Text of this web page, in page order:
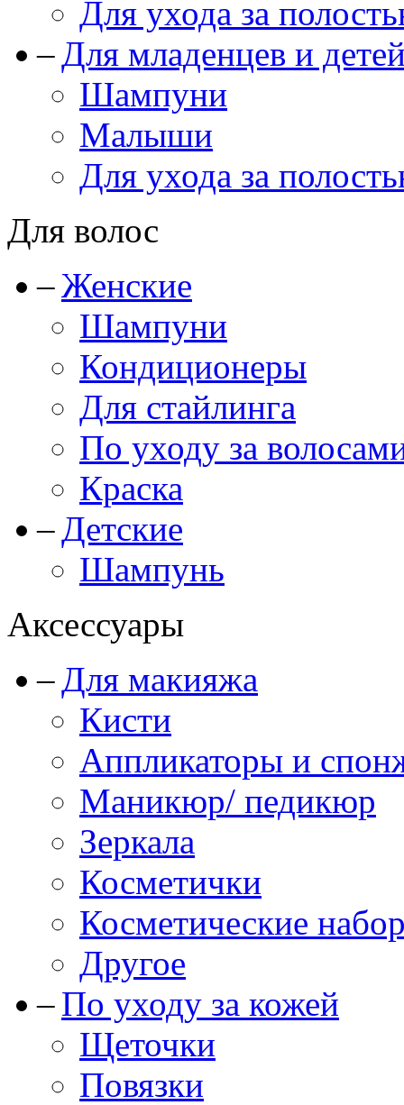
Для ухода за
Для младенцев и
Шампуни
Малыши
Для ухода за
Для волос
Женские
Шампуни
Кондиционеры
Для стайлинга
По уходу за
Краска
Детские
Шампунь
Аксессуары
Для макияжа
Кисти
Аппликаторы и
Маникюр/ педикюр
Зеркала
Косметички
Косметические
Другое
По уходу за кожей
Щеточки
Повязки